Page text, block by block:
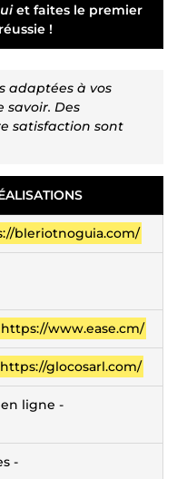
et faites le premier
!
adaptées à vos
savoir. Des
satisfaction sont
bleriotnoguia.com/
https://www.ease.cm/
https://glocosarl.com/
ligne -
-